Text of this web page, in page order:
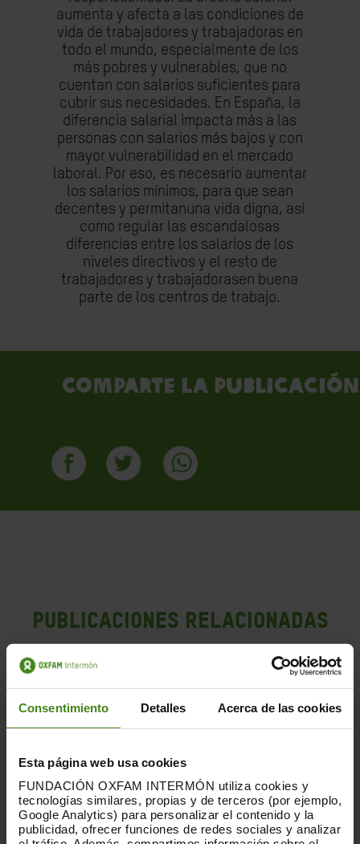
Consentimiento Detalles Acerca de las cookies
Esta página web usa cookies
FUNDACIÓN OXFAM INTERMÓN utiliza cookies y
tecnologías similares, propias y de terceros (por ejemplo,
Google Analytics) para personalizar el contenido y la
publicidad, ofrecer funciones de redes sociales y analizar
aumenta y afecta a las condiciones de
vida de trabajadores y trabajadoras en
todo el mundo, especialmente de los
más pobres y vulnerables, que no
cuentan con salarios suficientes para
cubrir sus necesidades. En España, la
diferencia salarial impacta más a las
personas con salarios más bajos y con
mayor vulnerabilidad en el mercado
laboral. Por eso, es necesario aumentar
los salarios mínimos, para que sean
decentes y permitanuna vida digna, así
como regular las escandalosas
diferencias entre los salarios de los
niveles directivos y el resto de
trabajadores y trabajadorasen buena
parte de los centros de trabajo.
Comparte la publicación
PUBLICACIONES RELACIONADAS